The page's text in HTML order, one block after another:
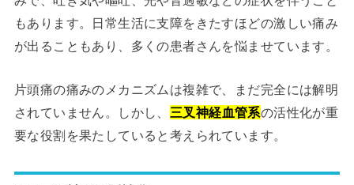
もあります。日常生活に支障をきたすほどの激しい痛み
が出ることもあり、多くの患者さんを悩ませています。
片頭痛の痛みのメカニズムは複雑で、まだ完全には解明
されていません。しかし、 三叉神経血管系の活性化が重
要な役割を果たしていると考えられています。